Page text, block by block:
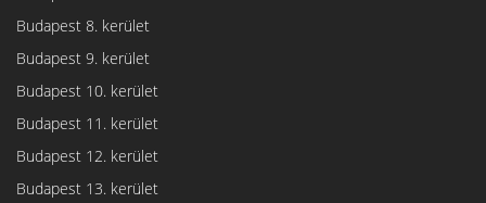
Budapest 8. kerület
Budapest 9. kerület
Budapest 10. kerület
Budapest 11. kerület
Budapest 12. kerület
Budapest 13. kerület